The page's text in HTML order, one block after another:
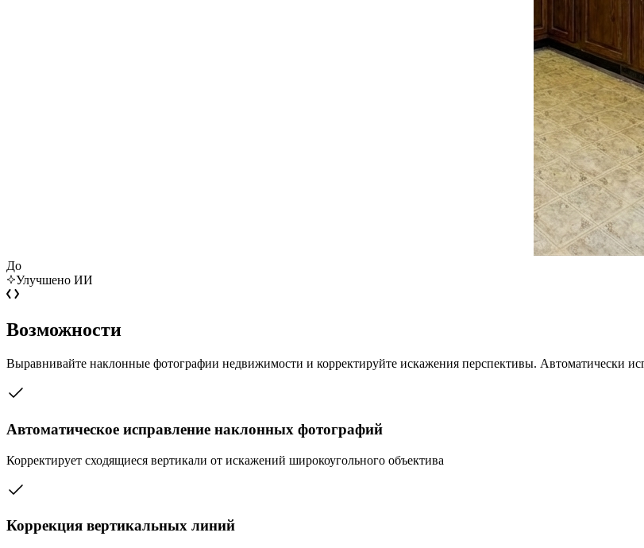
До
Улучшено ИИ
Возможности
Выравнивайте наклонные фотографии недвижимости и корректируйте искажения перспективы. Автоматически
Автоматическое исправление наклонных фотографий
Корректирует сходящиеся вертикали от искажений широкоугольного объектива
Коррекция вертикальных линий